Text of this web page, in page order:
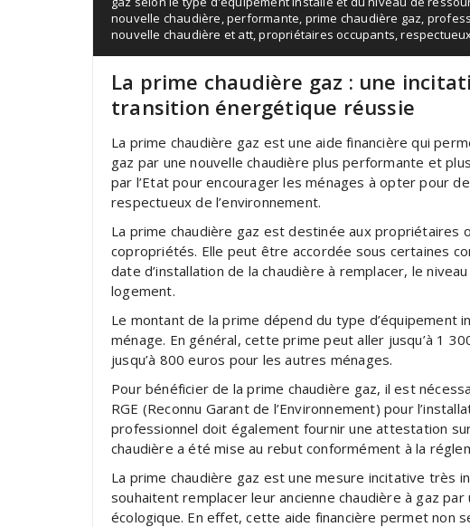
nouvelle chaudière,performante, prime chaudière gaz,
nouvelle chaudière et att,propriétaires occupants,
La prime chaudière gaz : une
transition énergétique réussie
La prime chaudière gaz est une aide financière qui
gaz par une nouvelle chaudière plus performante et
par l’Etat pour encourager les ménages à opter pour
respectueux de l’environnement.
La prime chaudière gaz est destinée aux propriétaires
copropriétés. Elle peut être accordée sous certaines
date d’installation de la chaudière à remplacer, le
logement.
Le montant de la prime dépend du type d’équipement
ménage. En général, cette prime peut aller jusqu’à 1
jusqu’à 800 euros pour les autres ménages.
Pour bénéficier de la prime chaudière gaz, il est
RGE (Reconnu Garant de l’Environnement) pour
professionnel doit également fournir une attestation sur
chaudière a été mise au rebut conformément à la
La prime chaudière gaz est une mesure incitative très
souhaitent remplacer leur ancienne chaudière à gaz
écologique. En effet, cette aide financière permet non